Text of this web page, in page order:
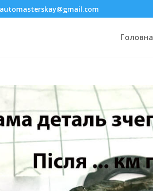
automasterskay@gmail.com
Головна